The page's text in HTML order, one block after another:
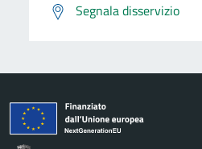
Segnala disservizio